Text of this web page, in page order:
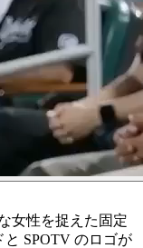
女性を捉えた固定
SPOTV のロゴが